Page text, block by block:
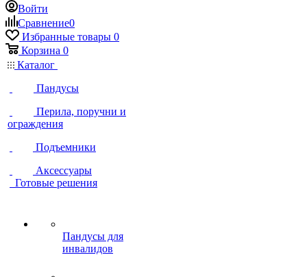
Войти
Сравнение0
Избранные товары 0
Корзина 0
Каталог
Пандусы
Перила, поручни и
ограждения
Подъемники
Аксессуары
Готовые решения
Пандусы для
инвалидов